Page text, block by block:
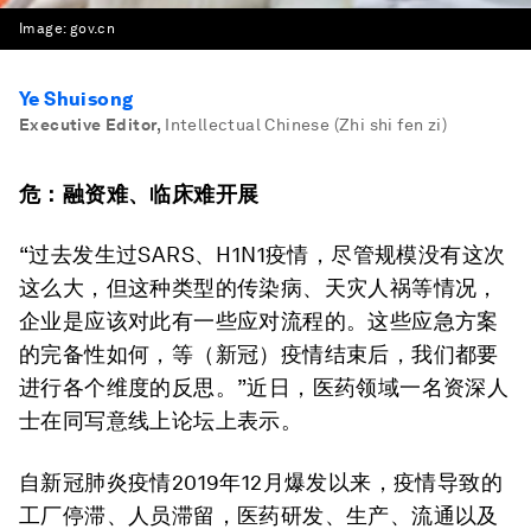
Image: gov.cn
Ye Shuisong
Executive Editor, Intellectual Chinese (Zhi shi fen zi)
危：融资难、临床难开展
“过去发生过SARS、H1N1疫情，尽管规模没有这次
这么大，但这种类型的传染病、天灾人祸等情况，
企业是应该对此有一些应对流程的。这些应急方案
的完备性如何，等（新冠）疫情结束后，我们都要
进行各个维度的反思。”近日，医药领域一名资深人
士在同写意线上论坛上表示。
自新冠肺炎疫情2019年12月爆发以来，疫情导致的
工厂停滞、人员滞留，医药研发、生产、流通以及